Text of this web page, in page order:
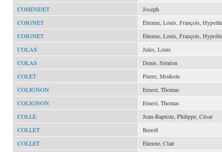
COHENDET
Joseph
COIGNET
Étienne, Louis, François,
COIGNET
Étienne, Louis, François,
COLAS
Jules, Louis
COLAS
Denis, Siméon
COLET
Pierre, Modeste
COLIGNON
Ernest, Thomas
COLIGNON
Ernest, Thomas
COLLÉ
Jean-Baptiste, Philippe, César
COLLET
Benoît
COLLET
Étienne, Clair